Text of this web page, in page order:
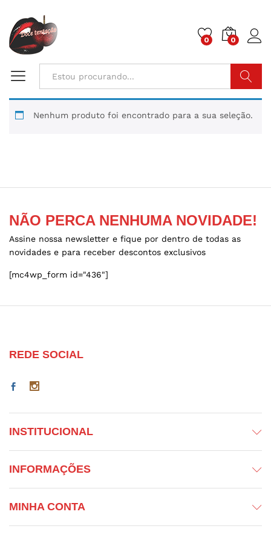
0 0
Nenhum produto foi encontrado para a sua seleção.
NÃO PERCA NENHUMA NOVIDADE!
Assine nossa newsletter e fique por dentro de todas as
novidades e para receber descontos exclusivos
[mc4wp_form id="436"]
REDE SOCIAL
INSTITUCIONAL
INFORMAÇÕES
MINHA CONTA